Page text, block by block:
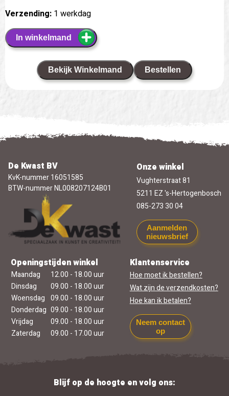
Verzending: 1 werkdag
In winkelmand
Bekijk Winkelmand Bestellen
De Kwast BV
KvK-nummer 16051585
BTW-nummer NL008207124B01
Onze winkel
Vughterstraat 81
5211 EZ 's-Hertogenbosch
085-273 30 04
Aanmelden
nieuwsbrief
Openingstijden winkel
Maandag
12.00 - 18.00 uur
Dinsdag
09.00 - 18.00 uur
Woensdag 09.00 - 18.00 uur
Donderdag 09.00 - 18.00 uur
Vrijdag
09.00 - 18.00 uur
Zaterdag
09.00 - 17.00 uur
Klantenservice
Hoe moet ik bestellen?
Wat zijn de verzendkosten?
Hoe kan ik betalen?
Neem contact
op
Blijf op de hoogte en volg ons: